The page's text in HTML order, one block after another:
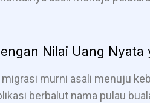
Nilai Uang Nyata
murni asali menuju
berbalut nama pulau